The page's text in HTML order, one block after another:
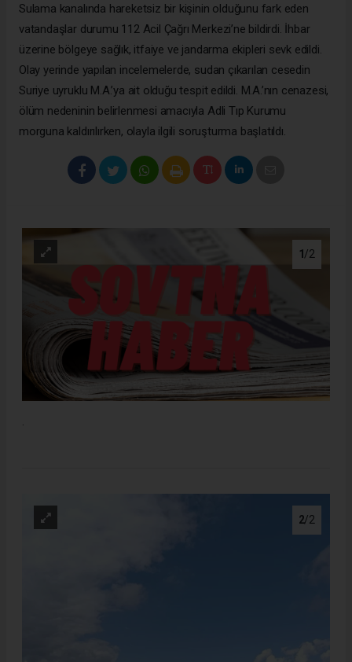
Sulama kanalında hareketsiz bir kişinin olduğunu fark eden
vatandaşlar durumu 112 Acil Çağrı Merkezi’ne bildirdi. İhbar
üzerine bölgeye sağlık, itfaiye ve jandarma ekipleri sevk edildi.
Olay yerinde yapılan incelemelerde, sudan çıkarılan cesedin
Suriye uyruklu M.A.’ya ait olduğu tespit edildi. M.A.’nın cenazesi,
ölüm nedeninin belirlenmesi amacıyla Adli Tıp Kurumu
morguna kaldırılırken, olayla ilgili soruşturma başlatıldı.
1/2
2/2